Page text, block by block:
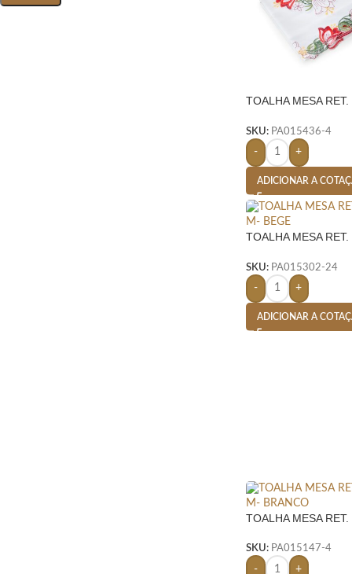
TOALHA MESA
SKU: PA015436-4
- +
ADICIONAR A
TOALHA MESA
SKU: PA015302-24
- +
ADICIONAR A
TOALHA MESA
SKU: PA015147-4
- +